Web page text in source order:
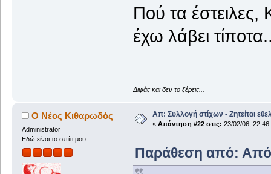
Πού τα
έχω λάβει
Διψάς και δεν το ξέρεις...
Ο Νέος Κιθαρωδός
Administrator
Εδώ είναι το σπίτι μου
Απ: Συλλογή στίχων - Ζητείται
« Απάντηση #22 στις: 23/02/06, 22:46
Παράθεση από: